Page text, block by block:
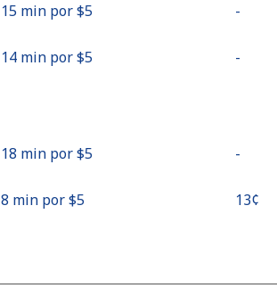
15 min por ⁦$5⁩ -
14 min por ⁦$5⁩ -
18 min por ⁦$5⁩ -
8 min por ⁦$5⁩ ⁦13¢⁩